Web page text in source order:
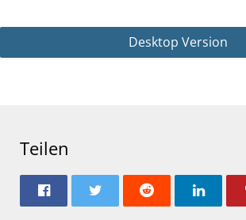
Desktop Version
Teilen